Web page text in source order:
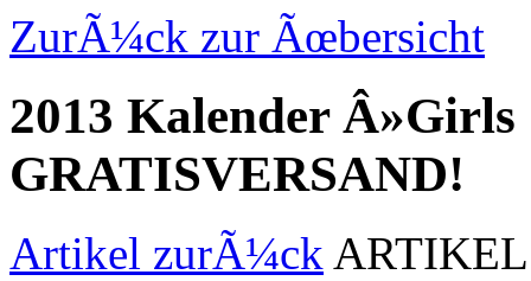
ZurÃ¼ck zur Ãœbersicht
2013 Kalender
GRATISVERSAND!
Artikel zurÃ¼ck